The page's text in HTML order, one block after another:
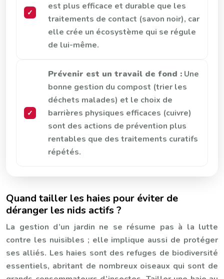
est plus efficace et durable que les
traitements de contact (savon noir), car
elle crée un écosystème qui se régule
de lui-même.
Prévenir est un travail de fond : Une
bonne gestion du compost (trier les
déchets malades) et le choix de
barrières physiques efficaces (cuivre)
sont des actions de prévention plus
rentables que des traitements curatifs
répétés.
Quand tailler les haies pour éviter de
déranger les nids actifs ?
La gestion d’un jardin ne se résume pas à la lutte
contre les nuisibles ; elle implique aussi de protéger
ses alliés. Les haies sont des refuges de biodiversité
essentiels, abritant de nombreux oiseaux qui sont de